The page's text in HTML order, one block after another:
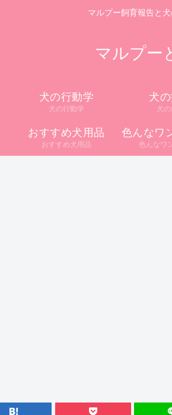
マルプー飼育報告と
マルプー
犬の行動学
犬の行動学
犬
犬
おすすめ犬用品
おすすめ犬用品
色んなワ
色んなワ